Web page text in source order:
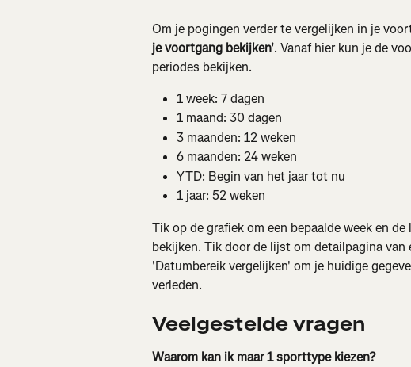
Om je pogingen verder te vergelijken in je
je voortgang bekijken'. Vanaf hier kun je de
periodes bekijken.
1 week: 7 dagen
1 maand: 30 dagen
3 maanden: 12 weken
6 maanden: 24 weken
YTD: Begin van het jaar tot nu
1 jaar: 52 weken
Tik op de grafiek om een bepaalde week en
bekijken. Tik door de lijst om detailpagina
'Datumbereik vergelijken' om je huidige
verleden.
Veelgestelde vragen
Waarom kan ik maar 1 sporttype kiezen?